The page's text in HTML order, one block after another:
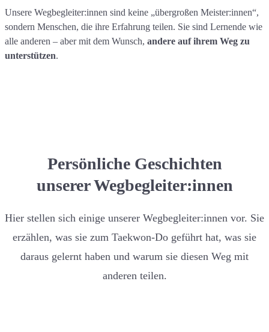
Unsere Wegbegleiter:innen sind keine „übergroßen Meister:innen“,
sondern Menschen, die ihre Erfahrung teilen. Sie sind Lernende wie
alle anderen – aber mit dem Wunsch, andere auf ihrem Weg zu
unterstützen.
Persönliche Geschichten
unserer Wegbegleiter:innen
Hier stellen sich einige unserer Wegbegleiter:innen vor. Sie
erzählen, was sie zum Taekwon-Do geführt hat, was sie
daraus gelernt haben und warum sie diesen Weg mit
anderen teilen.